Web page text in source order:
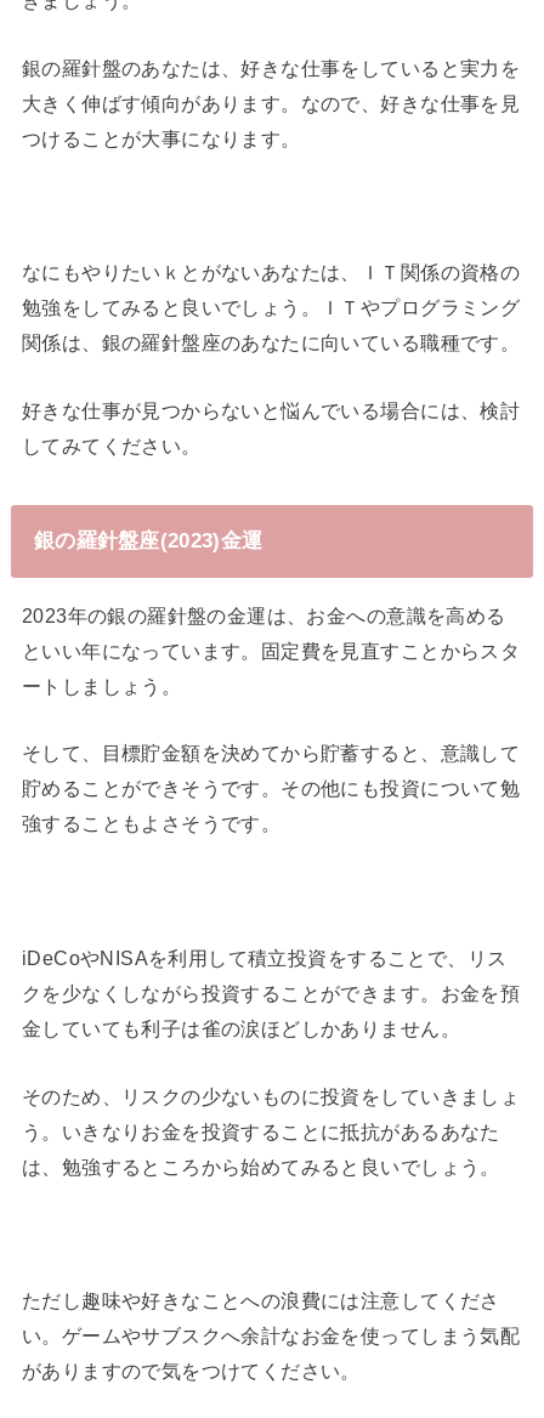
銀の羅針盤のあなたは、好きな仕事をしていると実力を
大きく伸ばす傾向があります。なので、好きな仕事を見
つけることが大事になります。
なにもやりたいｋとがないあなたは、ＩＴ関係の資格の
勉強をしてみると良いでしょう。ＩＴやプログラミング
関係は、銀の羅針盤座のあなたに向いている職種です。
好きな仕事が見つからないと悩んでいる場合には、検討
してみてください。
銀の羅針盤座(2023)金運
2023年の銀の羅針盤の金運は、お金への意識を高める
といい年になっています。固定費を見直すことからスタ
ートしましょう。
そして、目標貯金額を決めてから貯蓄すると、意識して
貯めることができそうです。その他にも投資について勉
強することもよさそうです。
iDeCoやNISAを利用して積立投資をすることで、リス
クを少なくしながら投資することができます。お金を預
金していても利子は雀の涙ほどしかありません。
そのため、リスクの少ないものに投資をしていきましょ
う。いきなりお金を投資することに抵抗があるあなた
は、勉強するところから始めてみると良いでしょう。
ただし趣味や好きなことへの浪費には注意してくださ
い。ゲームやサブスクへ余計なお金を使ってしまう気配
がありますので気をつけてください。